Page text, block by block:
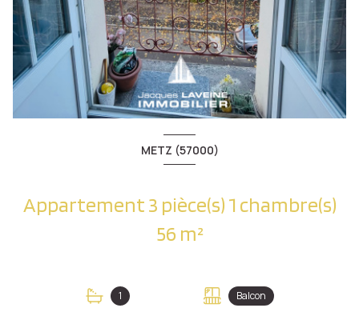
METZ (57000)
Appartement 3 pièce(s) 1 chambre(s)
56 m²
1 Balcon